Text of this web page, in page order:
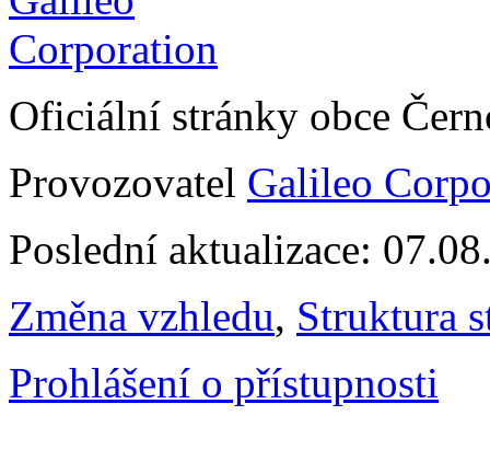
Oficiální stránky obce
Provozovatel Galileo
Poslední aktualizace:
Změna vzhledu, Struktura
Prohlášení o přístupnosti